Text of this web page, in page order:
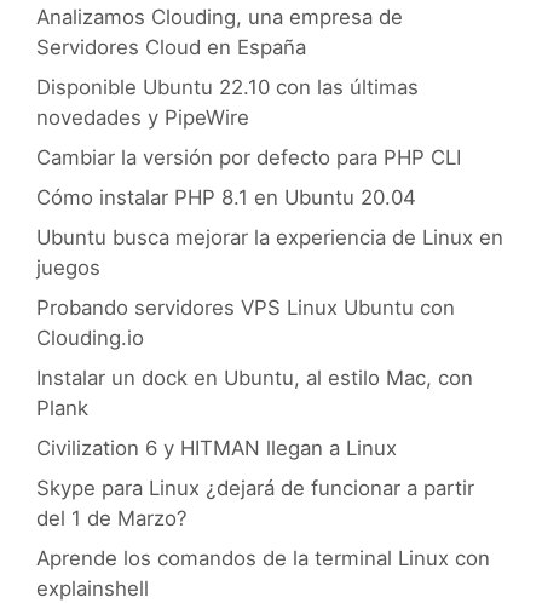
Analizamos Clouding, una empresa de
Servidores Cloud en España
Disponible Ubuntu 22.10 con las últimas
novedades y PipeWire
Cambiar la versión por defecto para PHP CLI
Cómo instalar PHP 8.1 en Ubuntu 20.04
Ubuntu busca mejorar la experiencia de Linux en
juegos
Probando servidores VPS Linux Ubuntu con
Clouding.io
Instalar un dock en Ubuntu, al estilo Mac, con
Plank
Civilization 6 y HITMAN llegan a Linux
Skype para Linux ¿dejará de funcionar a partir
del 1 de Marzo?
Aprende los comandos de la terminal Linux con
explainshell